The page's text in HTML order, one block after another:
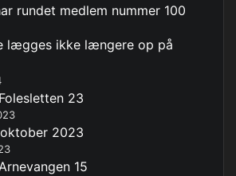
rundet medlem nummer 100
lægges ikke længere op på
23
2023
15